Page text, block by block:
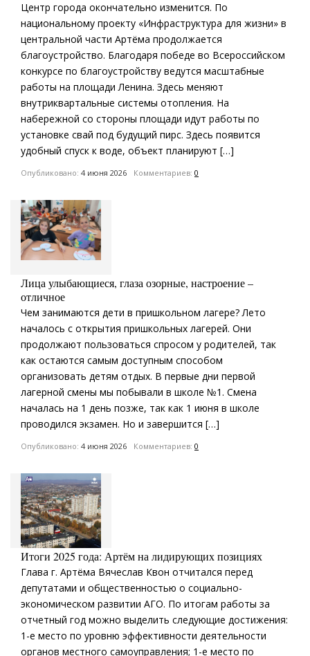
Центр города окончательно изменится. По
национальному проекту «Инфраструктура для жизни» в
центральной части Артёма продолжается
благоустройство. Благодаря победе во Всероссийском
конкурсе по благоустройству ведутся масштабные
работы на площади Ленина. Здесь меняют
внутриквартальные системы отопления. На
набережной со стороны площади идут работы по
установке свай под будущий пирс. Здесь появится
удобный спуск к воде, объект планируют […]
Опубликовано: 4 июня 2026 Комментариев: 0
Лица улыбающиеся, глаза озорные, настроение –
отличное
Чем занимаются дети в пришкольном лагере? Лето
началось с открытия пришкольных лагерей. Они
продолжают пользоваться спросом у родителей, так
как остаются самым доступным способом
организовать детям отдых. В первые дни первой
лагерной смены мы побывали в школе №1. Смена
началась на 1 день позже, так как 1 июня в школе
проводился экзамен. Но и завершится […]
Опубликовано: 4 июня 2026 Комментариев: 0
Итоги 2025 года: Артём на лидирующих позициях
Глава г. Артёма Вячеслав Квон отчитался перед
депутатами и общественностью о социально-
экономическом развитии АГО. По итогам работы за
отчетный год можно выделить следующие достижения:
1-е место по уровню эффективности деятельности
органов местного самоуправления; 1-е место по